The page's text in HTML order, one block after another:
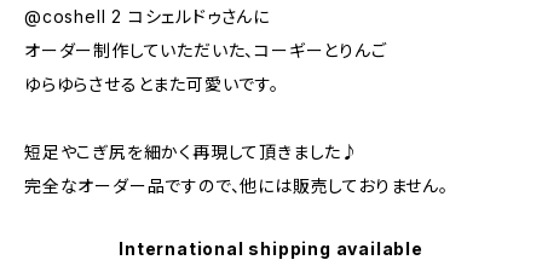
@coshell 2 コシェルドゥさんに
オーダー制作していただいた、コーギーとりんご
ゆらゆらさせるとまた可愛いです。
短足やこぎ尻を細かく再現して頂きました♪
完全なオーダー品ですので、他には販売しておりません。
International shipping available